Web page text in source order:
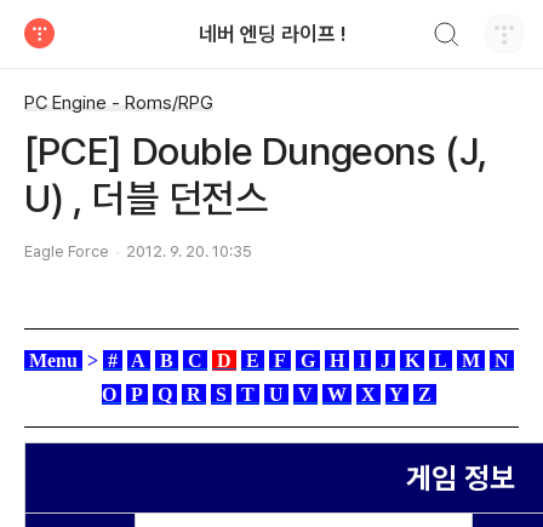
네버 엔딩 라이프 !
PC Engine - Roms/RPG
[PCE] Double Dungeons (J,
U) , 더블 던전스
Eagle Force 2012. 9. 20. 10:35
Menu > # A B C D E F G H I J K L M
N
O
P Q R S T U V W X Y Z
게임 정보